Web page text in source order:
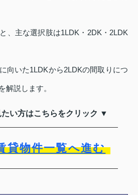
、主な選択肢は1LDK・2DK・2LDK
向いた1LDKから2LDKの間取りにつ
解説します。
い方はこちらをクリック ▼
貸物件一覧へ進む